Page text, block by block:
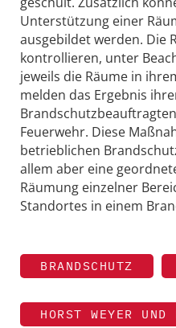
Unterstützung einer
ausgebildet werden. Die
kontrollieren, unter
jeweils die Räume in
melden das Ergebnis
Feuerwehr. Diese
betrieblichen
allem aber eine
Räumung einzelner
Standortes in einem
BRANDSCHUTZ
HORST WEYER UND